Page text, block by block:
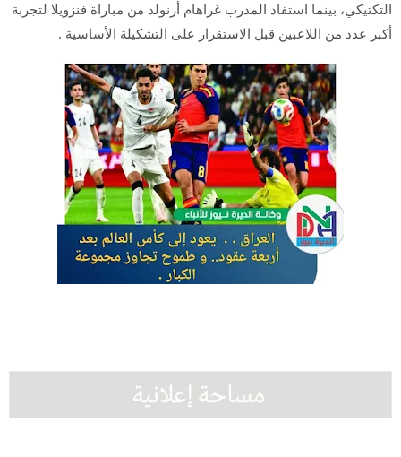
التكتيكي، بينما استفاد المدرب غراهام أرنولد من مباراة فنزويلا لتجربة
أكبر عدد من اللاعبين قبل الاستقرار على التشكيلة الأساسية .